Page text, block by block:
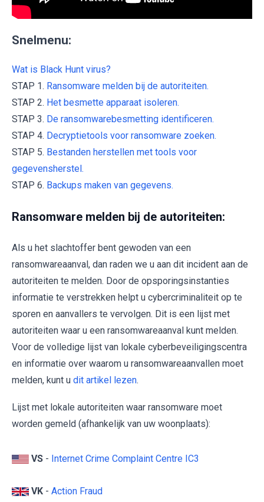
Snelmenu:
Wat is Black Hunt virus?
STAP 1. Ransomware melden bij de autoriteiten.
STAP 2. Het besmette apparaat isoleren.
STAP 3. De ransomwarebesmetting identificeren.
STAP 4. Decryptietools voor ransomware zoeken.
STAP 5. Bestanden herstellen met tools voor
gegevensherstel.
STAP 6. Backups maken van gegevens.
Ransomware melden bij de autoriteiten:
Als u het slachtoffer bent gewoden van een
ransomwareaanval, dan raden we u aan dit incident aan de
autoriteiten te melden. Door de opsporingsinstanties
informatie te verstrekken helpt u cybercriminaliteit op te
sporen en aanvallers te vervolgen. Dit is een lijst met
autoriteiten waar u een ransomwareaanval kunt melden.
Voor de volledige lijst van lokale cyberbeveiligingscentra
en informatie over waarom u ransomwareaanvallen moet
melden, kunt u dit artikel lezen.
Lijst met lokale autoriteiten waar ransomware moet
worden gemeld (afhankelijk van uw woonplaats):
VS - Internet Crime Complaint Centre IC3
VK - Action Fraud